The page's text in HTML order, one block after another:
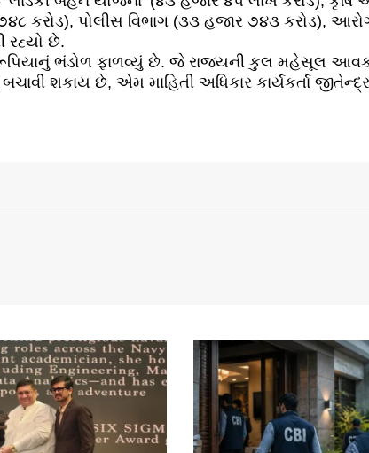
કરોડ), પોલીસ વિભાગ (૩૩ હજાર ૭૪૩ કરોડ),
રહ્યો છે.
રૂપિયાનું ભંડોળ ફાળવ્યું છે. જે રાજ્યની કુલ મહેસૂલ
શકાય છે, એમ માહિતી અધિકાર કાર્યકર્તા